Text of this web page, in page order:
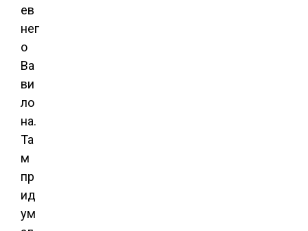
ев
нег
о
Ва
ви
ло
на.
Та
м
пр
ид
ум